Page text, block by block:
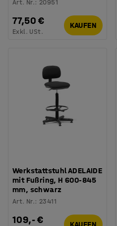
Art. Nr.: 20951
77,50 €
Exkl. USt.
KAUFEN
Werkstattstuhl ADELAIDE
mit Fußring, H 600-845
mm, schwarz
Art. Nr.: 23411
109,- €